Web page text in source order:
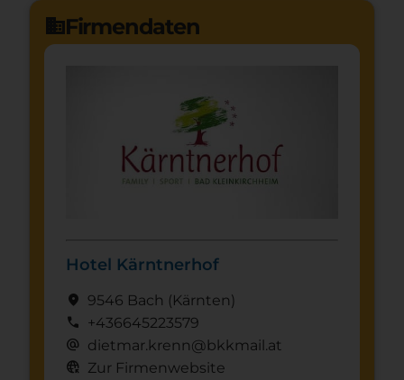
domainFirmendaten
Hotel Kärntnerhof
location_on 9546 Bach (Kärnten)
call +436645223579
alternate_email dietmar.krenn@bkkmail.at
captive_portal Zur Firmenwebsite